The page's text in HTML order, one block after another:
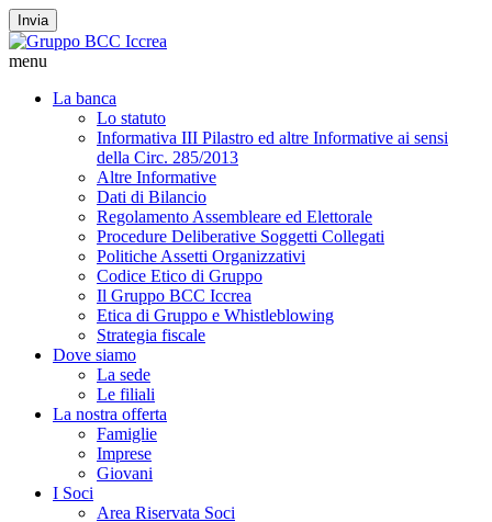
Invia
menu
La banca
Lo statuto
Informativa III Pilastro ed altre Informative ai sensi
della Circ. 285/2013
Altre Informative
Dati di Bilancio
Regolamento Assembleare ed Elettorale
Procedure Deliberative Soggetti Collegati
Politiche Assetti Organizzativi
Codice Etico di Gruppo
Il Gruppo BCC Iccrea
Etica di Gruppo e Whistleblowing
Strategia fiscale
Dove siamo
La sede
Le filiali
La nostra offerta
Famiglie
Imprese
Giovani
I Soci
Area Riservata Soci